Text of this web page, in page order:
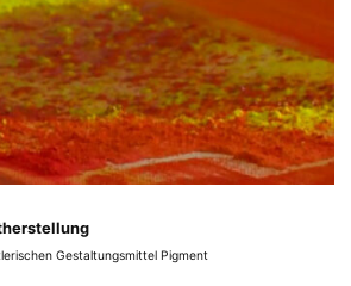
Gestaltungsmittel Pigment